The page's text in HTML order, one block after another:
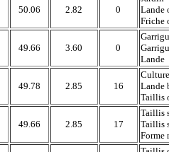
50.06 2.82 0
Lande
Friche
49.66 3.60 0
Lande
49.78 2.85 16
Culture
Lande
Taillis
49.66 2.85 17
Taillis
Taillis
Forme